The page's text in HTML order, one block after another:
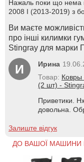
Нажаль поки що нема
2008 І (2013-2019) з
Ви маєте
про інші килимки
Stingray для марки
И Ирина
Товар: Ковры
(2 шт) -
Приветики.
довольна.
Залиште відгук
ДО ВАШОЇ МАШИНИ